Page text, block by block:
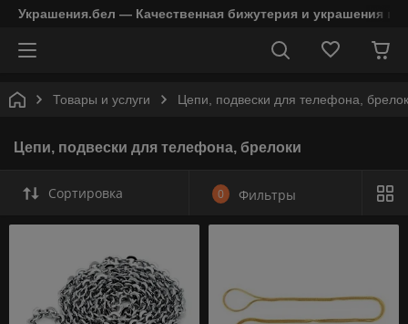
Украшения.бел — Качественная бижутерия и украшения в
Товары и услуги Цепи, подвески для телефона,
Цепи, подвески для телефона, брелоки
Сортировка 0 Фильтры